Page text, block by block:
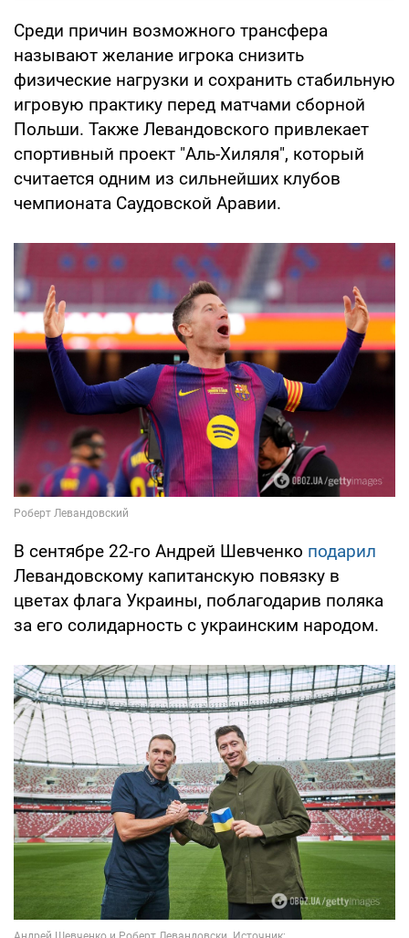
Среди причин возможного трансфера
называют желание игрока снизить
физические нагрузки и сохранить стабильную
игровую практику перед матчами сборной
Польши. Также Левандовского привлекает
спортивный проект "Аль-Хиляля", который
считается одним из сильнейших клубов
чемпионата Саудовской Аравии.
В сентябре 22-го Андрей Шевченко подарил
Левандовскому капитанскую повязку в
цветах флага Украины, поблагодарив поляка
за его солидарность с украинским народом.